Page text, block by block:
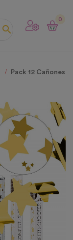

0
Pack 12 Cañones